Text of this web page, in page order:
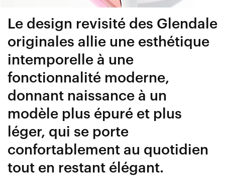
Le design revisité des Glendale
originales allie une esthétique
intemporelle à une
fonctionnalité moderne,
donnant naissance à un
modèle plus épuré et plus
léger, qui se porte
confortablement au quotidien
tout en restant élégant.